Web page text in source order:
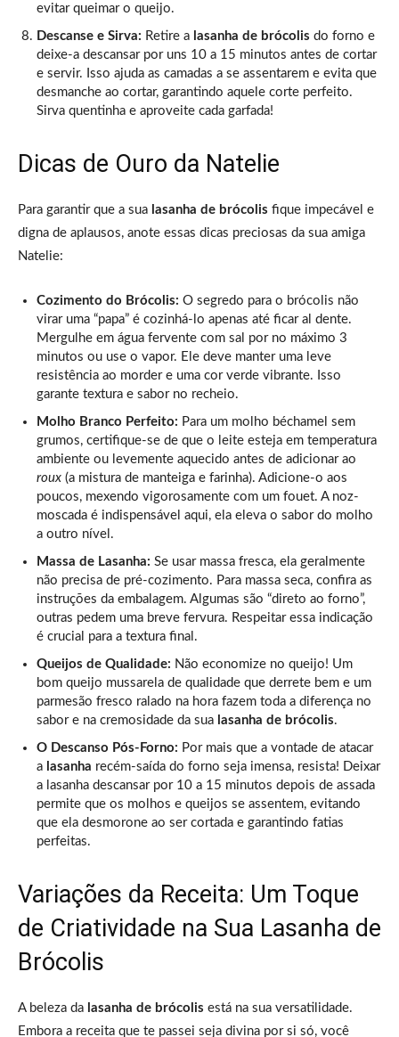
evitar queimar o queijo.
Descanse e Sirva: Retire a lasanha de brócolis do forno e
deixe-a descansar por uns 10 a 15 minutos antes de cortar
e servir. Isso ajuda as camadas a se assentarem e evita que
desmanche ao cortar, garantindo aquele corte perfeito.
Sirva quentinha e aproveite cada garfada!
Dicas de Ouro da Natelie
Para garantir que a sua lasanha de brócolis fique impecável e
digna de aplausos, anote essas dicas preciosas da sua amiga
Natelie:
Cozimento do Brócolis: O segredo para o brócolis não
virar uma “papa” é cozinhá-lo apenas até ficar al dente.
Mergulhe em água fervente com sal por no máximo 3
minutos ou use o vapor. Ele deve manter uma leve
resistência ao morder e uma cor verde vibrante. Isso
garante textura e sabor no recheio.
Molho Branco Perfeito: Para um molho béchamel sem
grumos, certifique-se de que o leite esteja em temperatura
ambiente ou levemente aquecido antes de adicionar ao
roux (a mistura de manteiga e farinha). Adicione-o aos
poucos, mexendo vigorosamente com um fouet. A noz-
moscada é indispensável aqui, ela eleva o sabor do molho
a outro nível.
Massa de Lasanha: Se usar massa fresca, ela geralmente
não precisa de pré-cozimento. Para massa seca, confira as
instruções da embalagem. Algumas são “direto ao forno”,
outras pedem uma breve fervura. Respeitar essa indicação
é crucial para a textura final.
Queijos de Qualidade: Não economize no queijo! Um
bom queijo mussarela de qualidade que derrete bem e um
parmesão fresco ralado na hora fazem toda a diferença no
sabor e na cremosidade da sua lasanha de brócolis.
O Descanso Pós-Forno: Por mais que a vontade de atacar
a lasanha recém-saída do forno seja imensa, resista! Deixar
a lasanha descansar por 10 a 15 minutos depois de assada
permite que os molhos e queijos se assentem, evitando
que ela desmorone ao ser cortada e garantindo fatias
perfeitas.
Variações da Receita: Um Toque
de Criatividade na Sua Lasanha de
Brócolis
A beleza da lasanha de brócolis está na sua versatilidade.
Embora a receita que te passei seja divina por si só, você